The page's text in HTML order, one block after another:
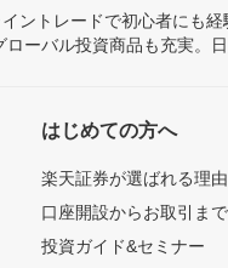
ントレードで初心者にも
ーバル投資商品も充実。
はじめての方へ
楽天証券が選ばれる理由
口座開設からお取引ま
投資ガイド&セミナー